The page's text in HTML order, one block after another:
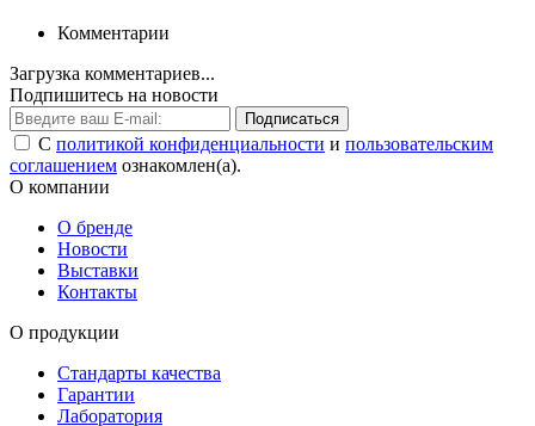
Комментарии
Загрузка комментариев...
Подпишитесь на новости
Подписаться
С политикой конфиденциальности и пользовательским
соглашением ознакомлен(а).
О компании
О бренде
Новости
Выставки
Контакты
О продукции
Стандарты качества
Гарантии
Лаборатория